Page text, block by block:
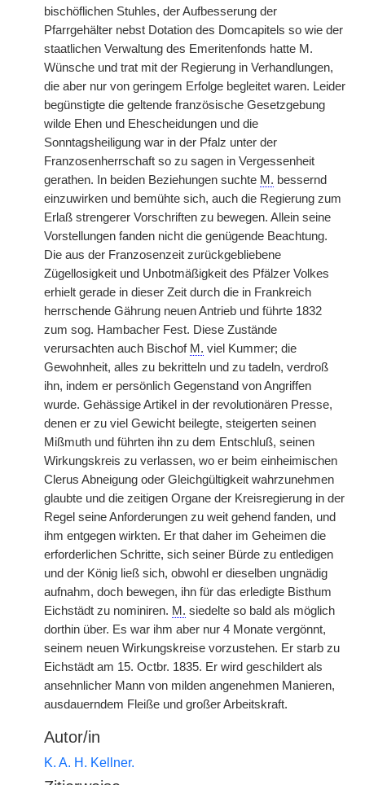
bischöflichen Stuhles, der Aufbesserung der
Pfarrgehälter nebst Dotation des Domcapitels so wie der
staatlichen Verwaltung des Emeritenfonds hatte M.
Wünsche und trat mit der Regierung in Verhandlungen,
die aber nur von geringem Erfolge begleitet waren. Leider
begünstigte die geltende französische Gesetzgebung
wilde Ehen und Ehescheidungen und die
Sonntagsheiligung war in der Pfalz unter der
Franzosenherrschaft so zu sagen in Vergessenheit
gerathen. In beiden Beziehungen suchte M. bessernd
einzuwirken und bemühte sich, auch die Regierung zum
Erlaß strengerer Vorschriften zu bewegen. Allein seine
Vorstellungen fanden nicht die genügende Beachtung.
Die aus der Franzosenzeit zurückgebliebene
Zügellosigkeit und Unbotmäßigkeit des Pfälzer Volkes
erhielt gerade in dieser Zeit durch die in Frankreich
herrschende Gährung neuen Antrieb und führte 1832
zum sog. Hambacher Fest. Diese Zustände
verursachten auch Bischof M. viel Kummer; die
Gewohnheit, alles zu bekritteln und zu tadeln, verdroß
ihn, indem er persönlich Gegenstand von Angriffen
wurde. Gehässige Artikel in der revolutionären Presse,
denen er zu viel Gewicht beilegte, steigerten seinen
Mißmuth und führten ihn zu dem Entschluß, seinen
Wirkungskreis zu verlassen, wo er beim einheimischen
Clerus Abneigung oder Gleichgültigkeit wahrzunehmen
glaubte und die zeitigen Organe der Kreisregierung in der
Regel seine Anforderungen zu weit gehend fanden, und
ihm entgegen wirkten. Er that daher im Geheimen die
erforderlichen Schritte, sich seiner Bürde zu entledigen
und der König ließ sich, obwohl er dieselben ungnädig
aufnahm, doch bewegen, ihn für das erledigte Bisthum
Eichstädt zu nominiren. M. siedelte so bald als möglich
dorthin über. Es war ihm aber nur 4 Monate vergönnt,
seinem neuen Wirkungskreise vorzustehen. Er starb zu
Eichstädt am 15. Octbr. 1835. Er wird geschildert als
ansehnlicher Mann von milden angenehmen Manieren,
ausdauerndem Fleiße und großer Arbeitskraft.
Autor/in
K. A. H. Kellner.